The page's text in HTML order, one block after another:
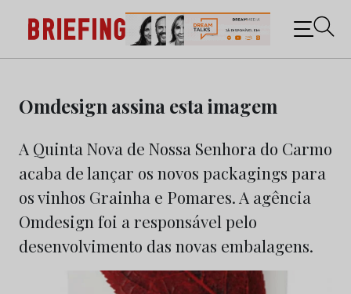
content
Briefing: Todas as notícias sobre os negócios do
Marketing e da Publicidade
Omdesign assina esta imagem
A Quinta Nova de Nossa Senhora do Carmo
acaba de lançar os novos packagings para
os vinhos Grainha e Pomares. A agência
Omdesign foi a responsável pelo
desenvolvimento das novas embalagens.